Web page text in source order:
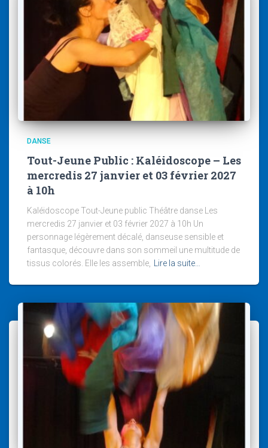
DANSE
Tout-Jeune Public : Kaléidoscope – Les
mercredis 27 janvier et 03 février 2027
à 10h
Kaléidoscope Tout-Jeune public Théâtre danse Les
mercredis 27 janvier et 03 février 2027 à 10h Un
personnage légèrement décalé, danseuse sensible et
fantasque, découvre dans son sommeil une multitude de
tissus colorés. Elle les assemble,
Lire la suite…